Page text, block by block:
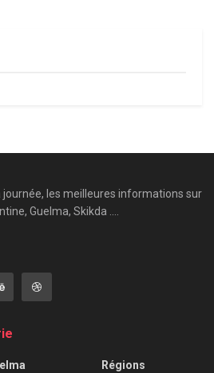
journée, les meilleures informations sur
Guelma, Skikda ....
Régions